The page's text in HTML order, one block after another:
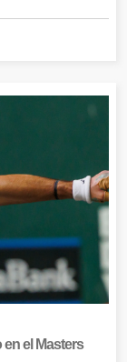
el Masters